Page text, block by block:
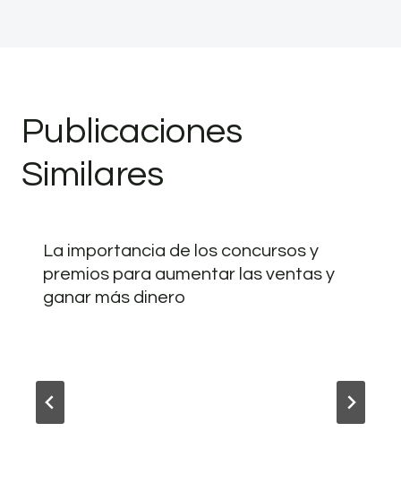
Publicaciones
Similares
La importancia de los concursos y
premios para aumentar las ventas y
ganar más dinero